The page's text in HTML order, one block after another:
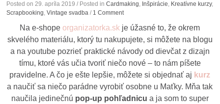
Posted on29. apríla 2019 / Posted inCardmaking, Inšpirácie, Kreatívne kurzy,
Scrapbooking,Vintage svadba / 1 Comment
Na e-shope organizatorka.sk je úžasné to, že okrem
skvelého materiálu, ktorý tu nakupujete, si môžete na blogu
a na youtube pozrieť praktické návody od dievčat z dizajn
tímu, ktoré vás učia tvoriť niečo nové – to nám píšete
pravidelne. A čo je ešte lepšie, môžete si objednať aj kurz
a naučiť sa niečo parádne vyrobiť osobne u Maťky. Mňa tak
naučila jedinečnú pop-up pohľadnicu a ja som to super